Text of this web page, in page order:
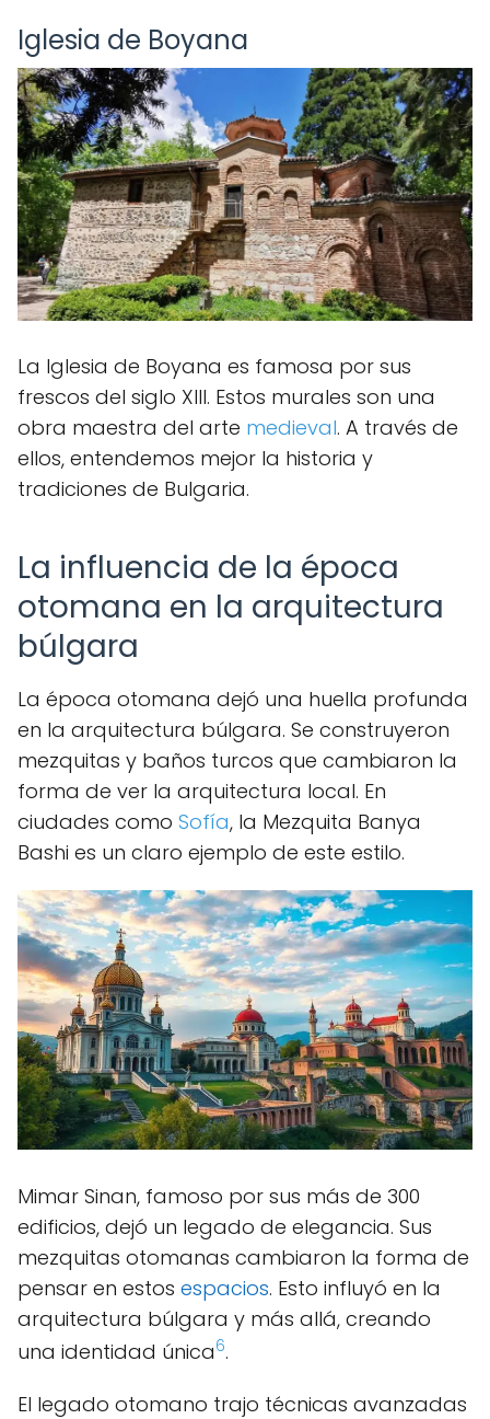
Iglesia de Boyana
La Iglesia de Boyana es famosa por sus
frescos del siglo XIII. Estos murales son una
obra maestra del arte medieval. A través de
ellos, entendemos mejor la historia y
tradiciones de Bulgaria.
La influencia de la época
otomana en la arquitectura
búlgara
La época otomana dejó una huella profunda
en la arquitectura búlgara. Se construyeron
mezquitas y baños turcos que cambiaron la
forma de ver la arquitectura local. En
ciudades como Sofía, la Mezquita Banya
Bashi es un claro ejemplo de este estilo.
Mimar Sinan, famoso por sus más de 300
edificios, dejó un legado de elegancia. Sus
mezquitas otomanas cambiaron la forma de
pensar en estos espacios. Esto influyó en la
arquitectura búlgara y más allá, creando
una identidad única6.
El legado otomano trajo técnicas avanzadas